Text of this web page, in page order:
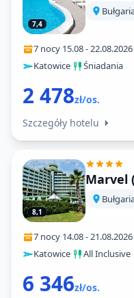
7,4
7 nocy·15.08-22.08.2026
Katowice· Śniadania
2 478zł/os.
Szczegóły hotelu
8,1
Marvel
7 nocy·14.08-21.08.2026
Katowice· All Inclusive
6 346zł/os.